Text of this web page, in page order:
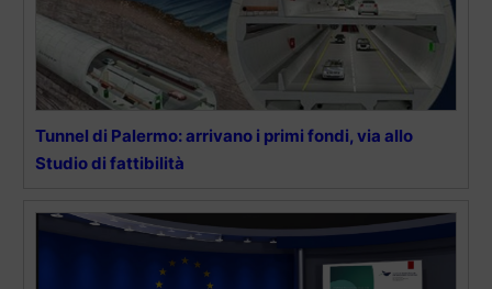
Tunnel di Palermo: arrivano i primi fondi, via allo
Studio di fattibilità